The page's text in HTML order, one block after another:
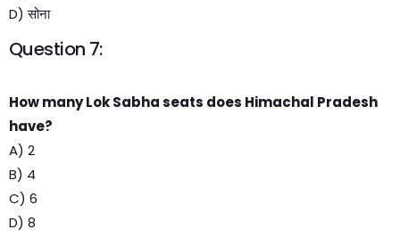
D) सोना
Question 7:
How many Lok Sabha seats does Himachal Pradesh
have?
A) 2
B) 4
C) 6
D) 8